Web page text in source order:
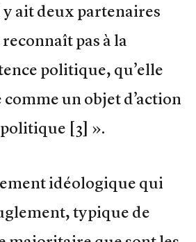
ait deux partenaires
pas à la
politique, qu’elle
un objet d’action
[3] ».
idéologique qui
typique de